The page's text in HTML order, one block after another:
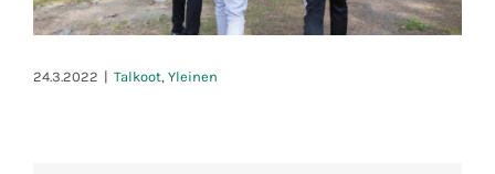
24.3.2022 | Talkoot, Yleinen